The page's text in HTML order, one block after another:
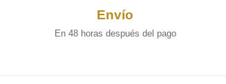
Envío
En 48 horas después del pago